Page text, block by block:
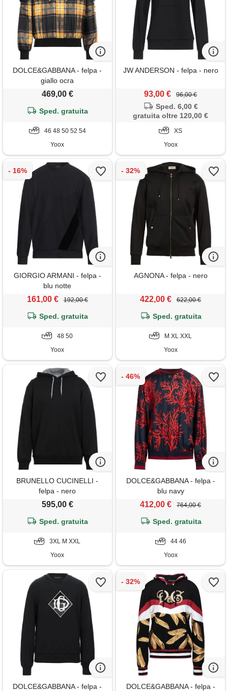
DOLCE&GABBANA - felpa -
giallo ocra
469,00 €
Sped. gratuita
46 48 50 52 54
Yoox
JW ANDERSON - felpa - nero
93,00 € 96,00 €
Sped. 6,00 €
gratuita oltre 120,00 €
XS
Yoox
GIORGIO ARMANI - felpa -
blu notte
161,00 € 192,00 €
Sped. gratuita
48 50
Yoox
AGNONA - felpa - nero
422,00 € 622,00 €
Sped. gratuita
M XL XXL
Yoox
BRUNELLO CUCINELLI -
felpa - nero
595,00 €
Sped. gratuita
3XL M XXL
Yoox
DOLCE&GABBANA - felpa -
blu navy
412,00 € 764,00 €
Sped. gratuita
44 46
Yoox
DOLCE&GABBANA - felpa -
DOLCE&GABBANA - felpa -